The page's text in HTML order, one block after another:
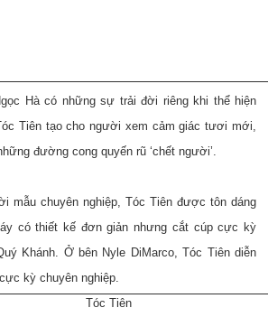
Hà có những sự trải đời riêng khi thể hiện
Tiên tạo cho người xem cảm giác tươi mới,
đường cong quyến rũ ‘chết người’.
mẫu chuyên nghiệp, Tóc Tiên được tôn dáng
có thiết kế đơn giản nhưng cắt cúp cực kỳ
Khánh. Ở bên Nyle DiMarco, Tóc Tiên diễn
kỳ chuyên nghiệp.